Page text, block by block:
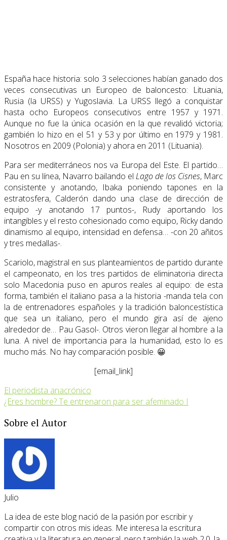
España hace historia: solo 3 selecciones habían ganado dos
veces consecutivas un Europeo de baloncesto: Lituania,
Rusia (la URSS) y Yugoslavia. La URSS llegó a conquistar
hasta ocho Europeos consecutivos entre 1957 y 1971.
Aunque no fue la única ocasión en la que revalidó victoria;
gambién lo hizo en el 51 y 53 y por último en 1979 y 1981.
Nosotros en 2009 (Polonia) y ahora en 2011 (Lituania).
Para ser mediterráneos nos va Europa del Este. El partido…
Pau en su línea, Navarro bailando el Lago de los Cisnes, Marc
consistente y anotando, Ibaka poniendo tapones en la
estratosfera, Calderón dando una clase de dirección de
equipo -y anotando 17 puntos-, Rudy aportando los
intangibles y el resto cohesionado como equipo, Ricky dando
dinamismo al equipo, intensidad en defensa… -con 20 añitos
y tres medallas-.
Scariolo, magistral en sus planteamientos de partido durante
el campeonato, en los tres partidos de eliminatoria directa
solo Macedonia puso en apuros reales al equipo: de esta
forma, también el italiano pasa a la historia -manda tela con
la de entrenadores españoles y la tradición baloncestística
que sea un italiano, pero el mundo gira así de ajeno
alrededor de… Pau Gasol-. Otros vieron llegar al hombre a la
luna. A nivel de importancia para la humanidad, esto lo es
mucho más. No hay comparación posible. 😀
[email_link]
El periodista anacrónico
¿Eres hombre? Te entrenaron para ser afeminado I
Sobre el Autor
Julio
La idea de este blog nació de la pasión por escribir y
compartir con otros mis ideas. Me interesa la escritura